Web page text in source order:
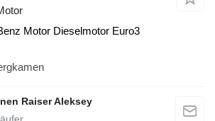
Motor Dieselmotor Euro3
Raiser Aleksey